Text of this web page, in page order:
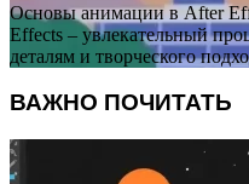
Основы анимации в After
Effects – увлекательный
деталям и творческого
ВАЖНО ПОЧИТАТЬ